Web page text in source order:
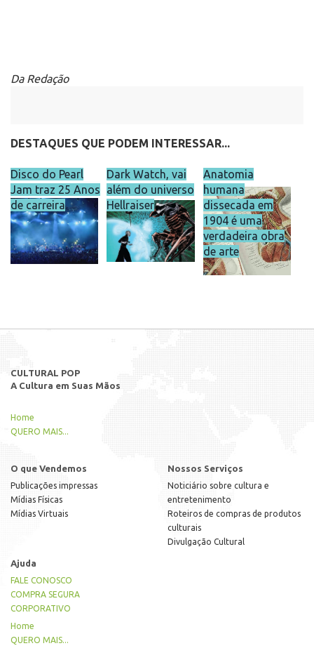
Da Redação
DESTAQUES QUE PODEM INTERESSAR...
Disco do Pearl
Jam traz 25 Anos
de carreira
Dark Watch, vai
além do universo
Hellraiser
Anatomia
humana
dissecada em
1904 é uma
verdadeira obra
de arte
CULTURAL POP
A Cultura em Suas Mãos
Home
QUERO MAIS...
O que Vendemos
Publicações impressas
Mídias Físicas
Mídias Virtuais
Nossos Serviços
Noticiário sobre cultura e
entretenimento
Roteiros de compras de produtos
culturais
Divulgação Cultural
Ajuda
FALE CONOSCO
COMPRA SEGURA
CORPORATIVO
Home
QUERO MAIS...